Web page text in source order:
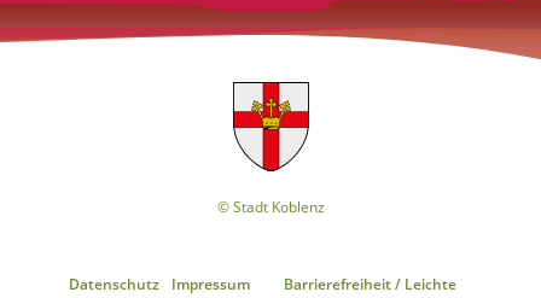
© Stadt Koblenz
Datenschutz Impressum
Barrierefreiheit / Leichte